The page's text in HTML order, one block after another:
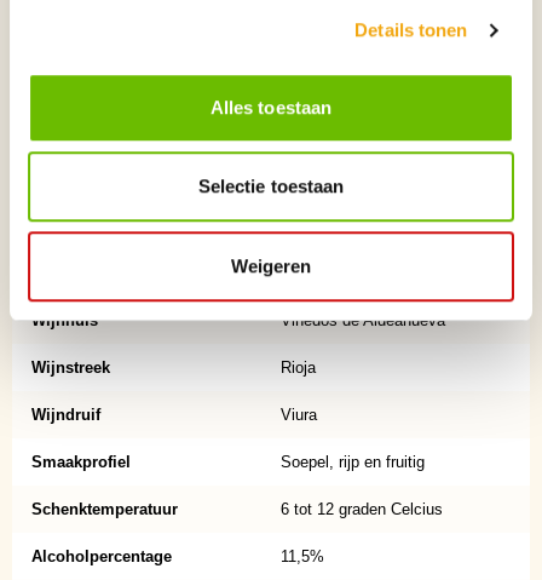
Details tonen
Alles toestaan
Selectie toestaan
Weigeren
Los Señores
Fles
Aantal per verpakking 1
Spanje
Wijnhuis Viñedos de Aldeanueva
Wijnstreek Rioja
Wijndruif Viura
Smaakprofiel Soepel, rijp en fruitig
Schenktemperatuur 6 tot 12 graden Celcius
Alcoholpercentage 11,5%